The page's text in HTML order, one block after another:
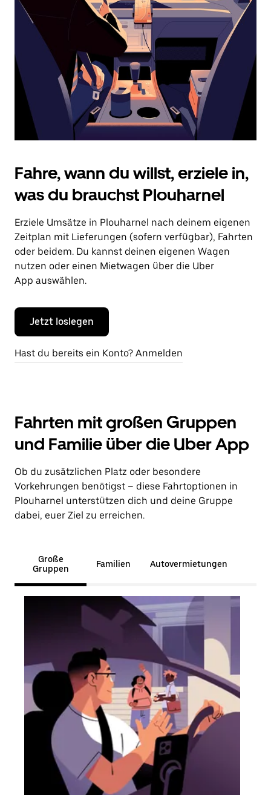
Drücke
die
Escape-
Taste,
den
Kalender
zu
schließen.
Fahre, wann du willst, erziele in,
was du brauchst Plouharnel
Erziele Umsätze in Plouharnel nach deinem eigenen
Zeitplan mit Lieferungen (sofern verfügbar), Fahrten
oder beidem. Du kannst deinen eigenen Wagen
nutzen oder einen Mietwagen über die Uber
App auswählen.
Jetzt loslegen
Hast du bereits ein Konto? Anmelden
Fahrten mit großen Gruppen
und Familie über die Uber App
Ob du zusätzlichen Platz oder besondere
Vorkehrungen benötigst – diese Fahrtoptionen in
Plouharnel unterstützen dich und deine Gruppe
dabei, euer Ziel zu erreichen.
Große
Gruppen
Familien Autovermietungen